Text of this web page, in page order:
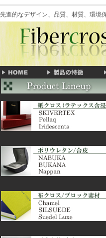
先進的なデザイン、品質、材質、環